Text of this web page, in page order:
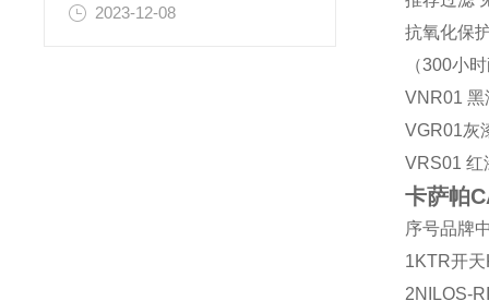
2023-12-08
抗氧化保
（300小
VNR01 黑
VGR01灰
VRS01 红
卡萨帕
序号品牌
1KTR开天
2NILOS-